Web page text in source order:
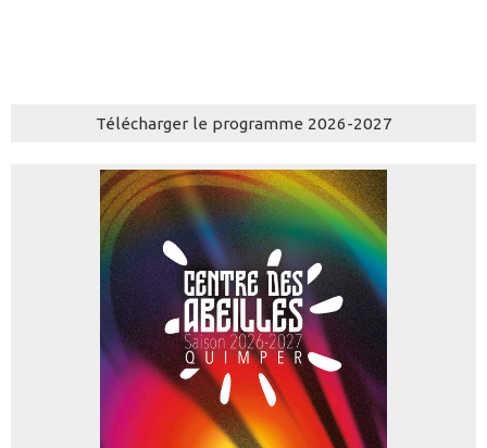
Télécharger le programme 2026-2027